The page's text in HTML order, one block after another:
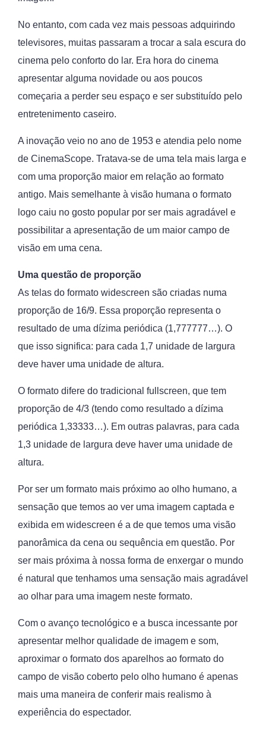
No entanto, com cada vez mais pessoas adquirindo
televisores, muitas passaram a trocar a sala escura do
cinema pelo conforto do lar. Era hora do cinema
apresentar alguma novidade ou aos poucos
começaria a perder seu espaço e ser substituído pelo
entretenimento caseiro.
A inovação veio no ano de 1953 e atendia pelo nome
de CinemaScope. Tratava-se de uma tela mais larga e
com uma proporção maior em relação ao formato
antigo. Mais semelhante à visão humana o formato
logo caiu no gosto popular por ser mais agradável e
possibilitar a apresentação de um maior campo de
visão em uma cena.
Uma questão de proporção
As telas do formato widescreen são criadas numa
proporção de 16/9. Essa proporção representa o
resultado de uma dízima periódica (1,777777…). O
que isso significa: para cada 1,7 unidade de largura
deve haver uma unidade de altura.
O formato difere do tradicional fullscreen, que tem
proporção de 4/3 (tendo como resultado a dízima
periódica 1,33333…). Em outras palavras, para cada
1,3 unidade de largura deve haver uma unidade de
altura.
Por ser um formato mais próximo ao olho humano, a
sensação que temos ao ver uma imagem captada e
exibida em widescreen é a de que temos uma visão
panorâmica da cena ou sequência em questão. Por
ser mais próxima à nossa forma de enxergar o mundo
é natural que tenhamos uma sensação mais agradável
ao olhar para uma imagem neste formato.
Com o avanço tecnológico e a busca incessante por
apresentar melhor qualidade de imagem e som,
aproximar o formato dos aparelhos ao formato do
campo de visão coberto pelo olho humano é apenas
mais uma maneira de conferir mais realismo à
experiência do espectador.